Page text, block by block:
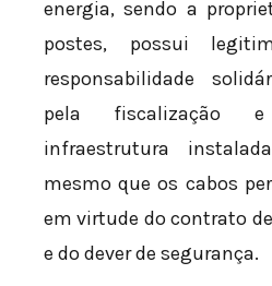
energia, sendo a
postes, possui
responsabilidade
pela fiscalização
infraestrutura
mesmo que os cabos
em virtude do contrato
e do dever de segurança.